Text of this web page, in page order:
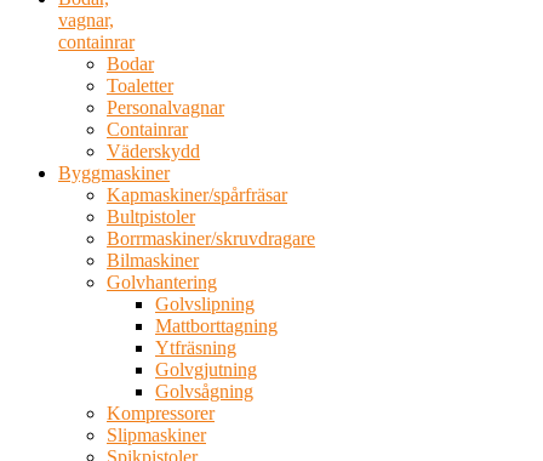
vagnar,
containrar
Bodar
Toaletter
Personalvagnar
Containrar
Väderskydd
Byggmaskiner
Kapmaskiner/spårfräsar
Bultpistoler
Borrmaskiner/skruvdragare
Bilmaskiner
Golvhantering
Golvslipning
Mattborttagning
Ytfräsning
Golvgjutning
Golvsågning
Kompressorer
Slipmaskiner
Spikpistoler